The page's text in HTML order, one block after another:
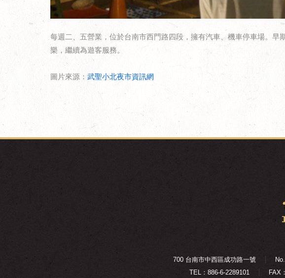
每週二、五營業，位於台南市西門路四段，擁有汽車、機車停車場。早
樂，繼續為遊客服務。
圖片來源： 武聖小北夜市資訊網
700 台南市中西區成功路一號
TEL：886-6-2289101
FAX